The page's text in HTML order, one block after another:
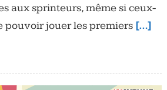
aux sprinteurs, même si ceux-
pouvoir jouer les premiers […]